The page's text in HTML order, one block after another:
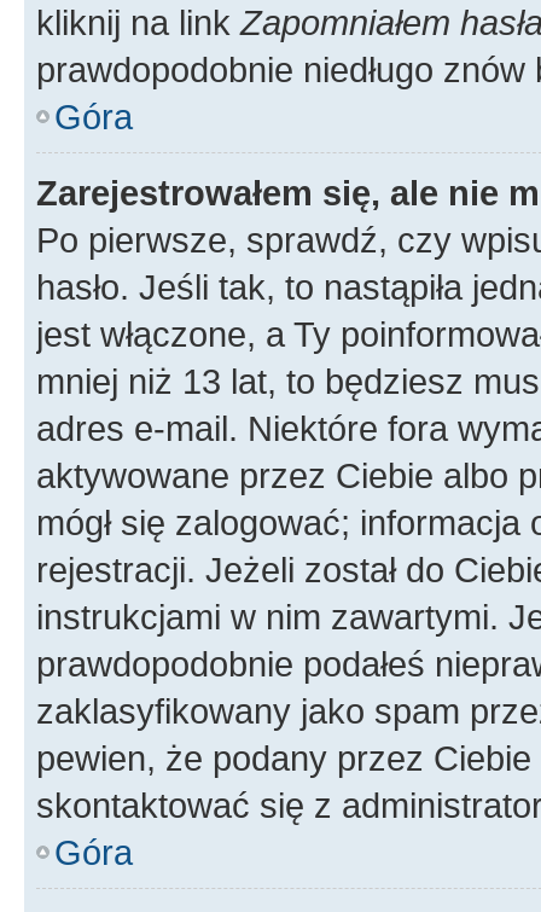
kliknij na link Zapomniałem
prawdopodobnie niedługo
Góra
Zarejestrowałem się, ale nie
Po pierwsze, sprawdź, czy
hasło. Jeśli tak, to nastąpiła
jest włączone, a Ty
mniej niż 13 lat, to będziesz
adres e-mail. Niektóre fora
aktywowane przez Ciebie albo
mógł się zalogować;
rejestracji. Jeżeli został do
instrukcjami w nim zawartymi.
prawdopodobnie podałeś
zaklasyfikowany jako spam
pewien, że podany przez
skontaktować się z
Góra